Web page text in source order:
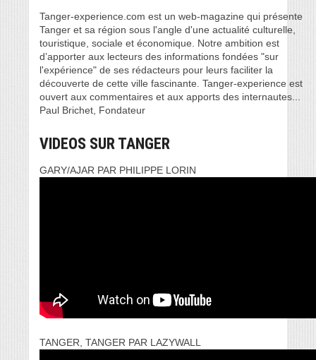
Tanger-experience.com est un web-magazine qui présente
Tanger et sa région sous l'angle d'une actualité culturelle,
touristique, sociale et économique. Notre ambition est
d’apporter aux lecteurs des informations fondées "sur
l'expérience" de ses rédacteurs pour leurs faciliter la
découverte de cette ville fascinante. Tanger-experience est
ouvert aux commentaires et aux apports des internautes...
Paul Brichet, Fondateur
VIDEOS SUR TANGER
GARY/AJAR PAR PHILIPPE LORIN
TANGER, TANGER PAR LAZYWALL